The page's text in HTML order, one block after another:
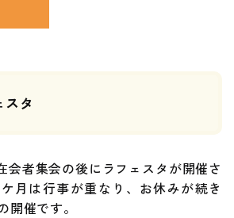
スタ
会者集会の後にラフェスタが開催さ
月は行事が重なり、お休みが続き
開催です。